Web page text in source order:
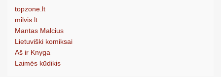
topzone.lt
milvis.lt
Mantas Malcius
Lietuviški komiksai
Aš ir Knyga
Laimės kūdikis